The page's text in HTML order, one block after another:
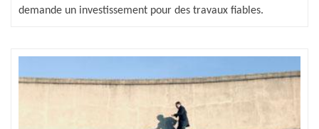
demande un investissement pour des travaux fiables.